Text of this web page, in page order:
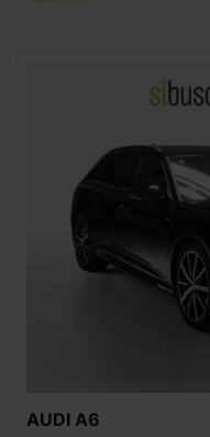
AUDI A6